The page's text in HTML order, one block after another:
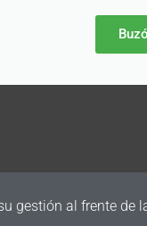
de septiembre